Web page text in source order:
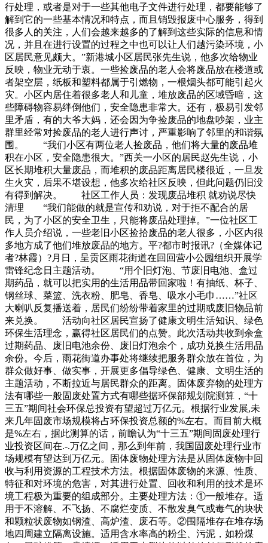
行处理，或者是对于一些其他电子文件进行处理，都要能够了
解到它的一些基本情况和特点，而且销毁报废中心服务，得到
很多人的关注，人们会越来越多的了解到这些实际的信息和情
况，并且在进行设置的过程之中也可以让人们越污染环境，小
区居民意见颇大。”新港城小区居民张先生说，他多次给物业
反映，物业无动于衷。一些捡废品的老人会将废品放在楼道或
者架空层，纸板和塑料都属于引燃物，一根烟头都可能引起火
灾。小区内居住着很多老人和儿童，堆放废品的区域昏暗，这
些障碍物容易绊倒他们，安全隐患非常大。还有，极易引发邻
里矛盾，有的大爷大妈，还会因为争捡废品的地盘吵架，业主
群里经常对捡废品的老人进行声讨，严重影响了邻里的和谐氛
围。 “我们小区有两位老人捡废品，他们将大量的废品堆
积在小区，安全隐患很大。”西关一小区的居民赵先生说，小
区长期堆积大量废品，而堆积的废品距离居民楼很近，一旦发
生火灾，后果不堪设想，他多次给社区反映，但此问题仍旧没
有得到解决。 社区工作人员：发现废品堆积 就劝说尽快
清理 “我们能做的就是宣传和劝说，对于拒不配合的居
民，为了小区的安全卫生，只能将废品处理掉。”一位社区工
作人员介绍说，一些老旧小区捡拾废品的老人很多，小区内很
多地方成了他们堆放废品的地方。平?都市时报讯?（全媒体记
者?林霞）?月日，呈贡区雨花街道在回回营小公园组织开展学
雷锋纪念日主题活动。 “用个旧灯泡、节废旧电池、盒过
期药品，就可以把实用的生活用品带回家啦！有抽纸、杯子、
钢丝球、菜篮、洗衣粉、肥皂、香皂、吸水小毛巾……”社区
大喇叭反复播送着，居民们纷纷带着家里的过期或废旧物品前
来兑换。 活动向社区居民宣扬了健康文明生活知识、绿色
环保生活理念，赢得社区居民们的点赞。此次活动共收到余盒
过期药品、废旧电池余份、废旧灯泡余个，成功兑换生活用品
余份。今后，雨花街道办事处将继续把服务群众放在首位，为
群众做好事、做实事，开展更多倡导绿色、健康、文明生活的
主题活动，不断拉近与居民群众的距离。固体废弃物的处理方
法有哪些一般固废处置方式有哪些据环保部规划院测算，“十
三五”期间社会环保总投资有望超过万亿元。根据行业发展,未
来几年固废市场规模将占环保投资总额的%左右。而目前大概
是%左右，据此测算的话，前瞻认为“十三五”期间固废处理行
业投资区间在.-.万亿之间，那么到年前，我国固废处理行业市
场规模有望达到万亿元。固体废物处理方法是从固体废物中回
收与利用资源的工程技术方法。根据固体废物的来源、性质、
特征和对环境的危害，对其进行处置、回收和利用的技术是环
境工程极为重要的组成部分。主要处理方法：①一般堆存。适
用于不溶解、不飞扬、不腐烂变质、不散发臭气或毒气的块状
和颗粒状废物如钢渣、高炉渣、废石等。②围隔堆存在堆存场
地四周建立隔离设施。适用含水率高的粉尘、污泥，如粉煤